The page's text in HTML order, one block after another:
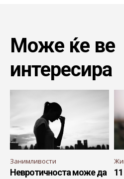
Може ќе ве
интересира
Занимливости
Невротичноста може да